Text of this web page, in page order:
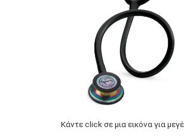
Κάντε click σε μια εικόνα για